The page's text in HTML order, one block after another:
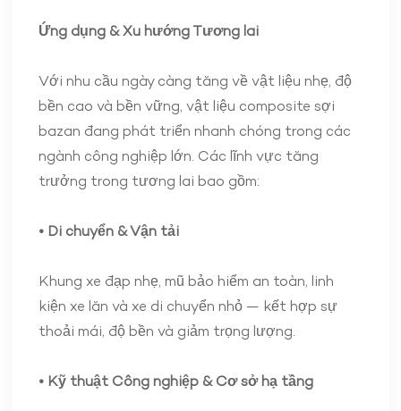
Ứng dụng & Xu hướng Tương lai
Với nhu cầu ngày càng tăng về vật liệu nhẹ, độ
bền cao và bền vững, vật liệu composite sợi
bazan đang phát triển nhanh chóng trong các
ngành công nghiệp lớn. Các lĩnh vực tăng
trưởng trong tương lai bao gồm:
• Di chuyển & Vận tải
Khung xe đạp nhẹ, mũ bảo hiểm an toàn, linh
kiện xe lăn và xe di chuyển nhỏ — kết hợp sự
thoải mái, độ bền và giảm trọng lượng.
• Kỹ thuật Công nghiệp & Cơ sở hạ tầng